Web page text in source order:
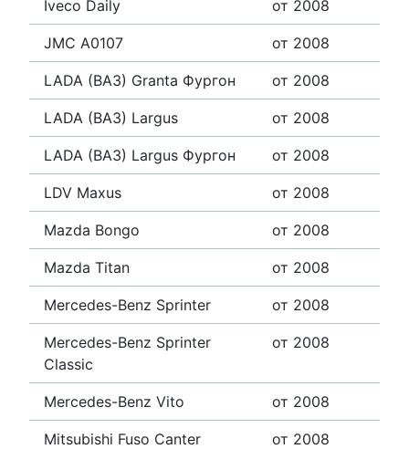
Iveco Daily от 2008
JMC A0107 от 2008
LADA (ВАЗ) Granta Фургон от 2008
LADA (ВАЗ) Largus от 2008
LADA (ВАЗ) Largus Фургон от 2008
LDV Maxus от 2008
Mazda Bongo от 2008
Mazda Titan от 2008
Mercedes-Benz Sprinter от 2008
Mercedes-Benz Sprinter
Classic
от 2008
Mercedes-Benz Vito от 2008
Mitsubishi Fuso Canter от 2008